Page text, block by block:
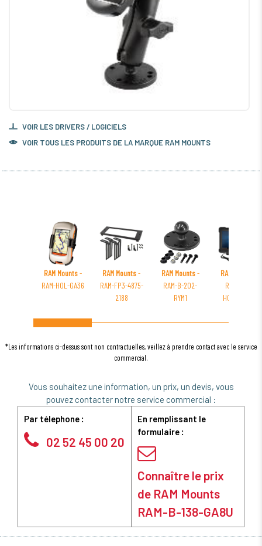
VOIR LES DRIVERS / LOGICIELS
VOIR TOUS LES PRODUITS DE LA MARQUE RAM MOUNTS
RAM Mounts-
RAM-HOL-GA36
RAM Mounts-
RAM-FP3-4875-
2188
RAM Mounts-
RAM-B-202-
RYM1
RAM Mounts
RAM-HOL-
HON9PDKL-
*Les informations ci-dessus sont non contractuelles, veillez à prendre contact avec le service
commercial.
Vous souhaitez une information, un prix, un devis, vous
pouvez contacter notre service commercial :
Par télephone :
02 52 45 00 20
En remplissant le
formulaire :
Connaître le prix
de RAM Mounts
RAM-B-138-GA8U